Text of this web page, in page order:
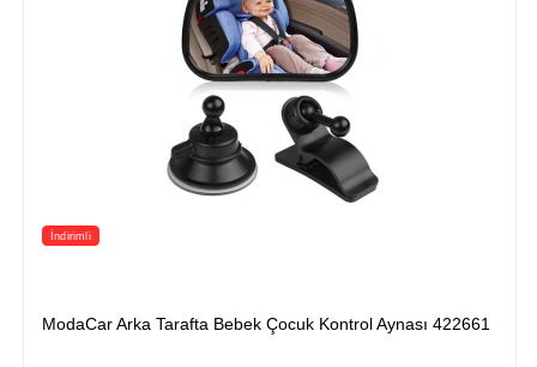
İndirimli
ModaCar Arka Tarafta Bebek Çocuk Kontrol Aynası 422661